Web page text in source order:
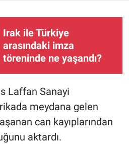
Irak ile Türkiye
arasındaki imza
töreninde ne yaşandı?
Laffan Sanayi
meydana gelen
can kayıplarından
aktardı.